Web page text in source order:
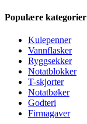
Populære kategorier
Kulepenner
Vannflasker
Ryggsekker
Notatblokker
T-skjorter
Notatbøker
Godteri
Firmagaver